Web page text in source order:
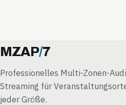
MZAP/7
Professionelles Multi-Zonen-
Streaming für
jeder Größe.